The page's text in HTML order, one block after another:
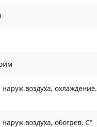
охлаждение,
обогрев, С°